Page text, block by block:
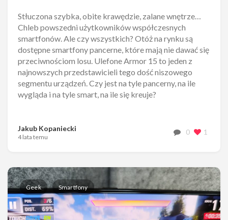
Stłuczona szybka, obite krawędzie, zalane wnętrze…
Chleb powszedni użytkowników współczesnych
smartfonów. Ale czy wszystkich? Otóż na rynku są
dostępne smartfony pancerne, które mają nie dawać się
przeciwnościom losu. Ulefone Armor 15 to jeden z
najnowszych przedstawicieli tego dość niszowego
segmentu urządzeń. Czy jest na tyle pancerny, na ile
wygląda i na tyle smart, na ile się kreuje?
Jakub Kopaniecki
4 lata temu
0 1
Geek Smartfony